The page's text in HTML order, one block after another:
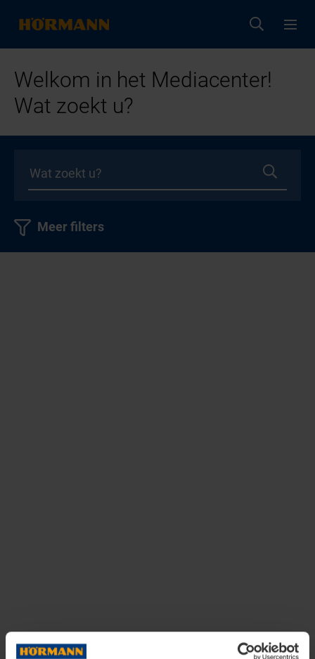
Welkom in het Mediacenter!
Wat zoekt u?
Meer filters